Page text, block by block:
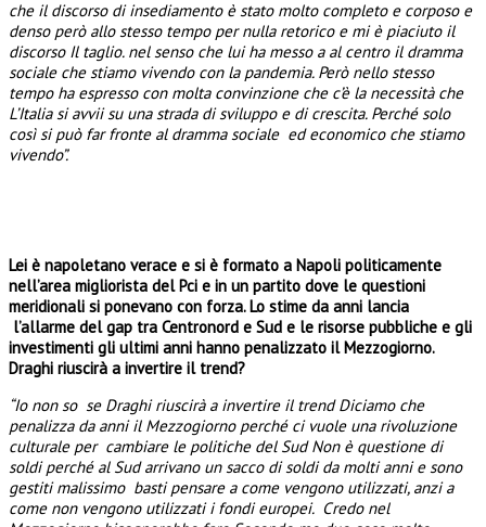
che il discorso di insediamento è stato molto completo e corposo e
denso però allo stesso tempo per nulla retorico e mi è piaciuto il
discorso Il taglio. nel senso che lui ha messo a al centro il dramma
sociale che stiamo vivendo con la pandemia. Però nello stesso
tempo ha espresso con molta convinzione che c’è la necessità che
L’Italia si avvii su una strada di sviluppo e di crescita. Perché solo
così si può far fronte al dramma sociale ed economico che stiamo
vivendo”.
Lei è napoletano verace e si è formato a Napoli politicamente
nell’area migliorista del Pci e in un partito dove le questioni
meridionali si ponevano con forza. Lo stime da anni lancia
l’allarme del gap tra Centronord e Sud e le risorse pubbliche e gli
investimenti gli ultimi anni hanno penalizzato il Mezzogiorno.
Draghi riuscirà a invertire il trend?
“Io non so se Draghi riuscirà a invertire il trend Diciamo che
penalizza da anni il Mezzogiorno perché ci vuole una rivoluzione
culturale per cambiare le politiche del Sud Non è questione di
soldi perché al Sud arrivano un sacco di soldi da molti anni e sono
gestiti malissimo basti pensare a come vengono utilizzati, anzi a
come non vengono utilizzati i fondi europei. Credo nel